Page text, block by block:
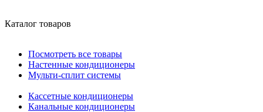
Каталог товаров
Посмотреть все товары
Настенные кондиционеры
Мульти-сплит системы
Кассетные кондиционеры
Канальные кондиционеры